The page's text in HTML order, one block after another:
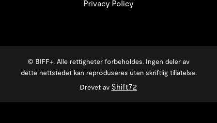
Privacy Policy
© BIFF+. Alle rettigheter forbeholdes. Ingen deler av
dette nettstedet kan reproduseres uten skriftlig tillatelse.
Drevet av Shift72